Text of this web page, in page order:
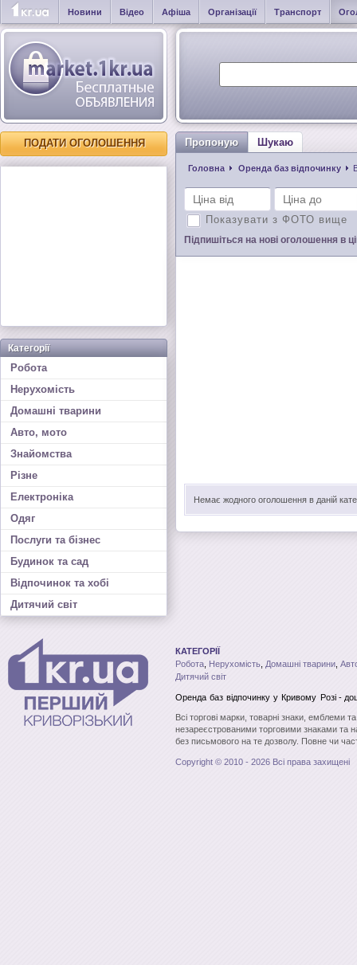
Новини Відео Афіша Організації Транспорт
ПОДАТИ ОГОЛОШЕННЯ
Категорії
Робота
Нерухомість
Домашні тварини
Авто, мото
Знайомства
Різне
Електроніка
Одяг
Послуги та бізнес
Будинок та сад
Відпочинок та хобі
Дитячий світ
Пропоную Шукаю
Головна Оренда баз відпочинку
Показувати з ФОТО вище
Підпишіться на нові оголошення в
Немає жодного оголошення в даній
КАТЕГОРІЇ
Робота Нерухомість Домашні тварини
Дитячий світ
Оренда баз відпочинку у Кривому Розі-
Всі торгові марки, товарні знаки, емблеми
незареєстрованими торговими знаками та
без письмового на те дозволу. Повне чи
Copyright © 2010 - 2026 Всі права захищені